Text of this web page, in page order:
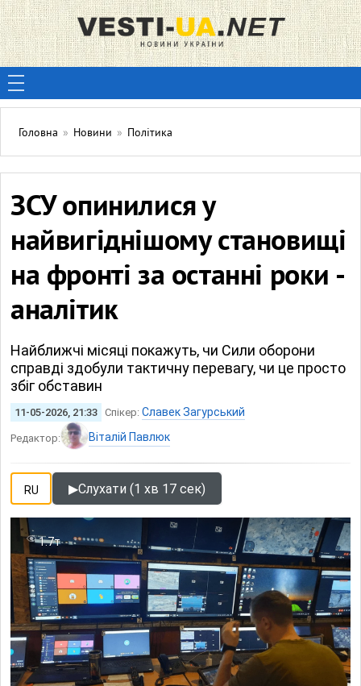
Головна » Новини » Політика
ЗСУ опинилися у
найвигіднішому становищі
на фронті за останні роки -
аналітик
Найближчі місяці покажуть, чи Сили оборони
справді здобули тактичну перевагу, чи це просто
збіг обставин
11-05-2026, 21:33 Спікер: Славек Загурський
Редактор: Віталій Павлюк
RU ▶Слухати (1 хв 17 сек)
1.7т